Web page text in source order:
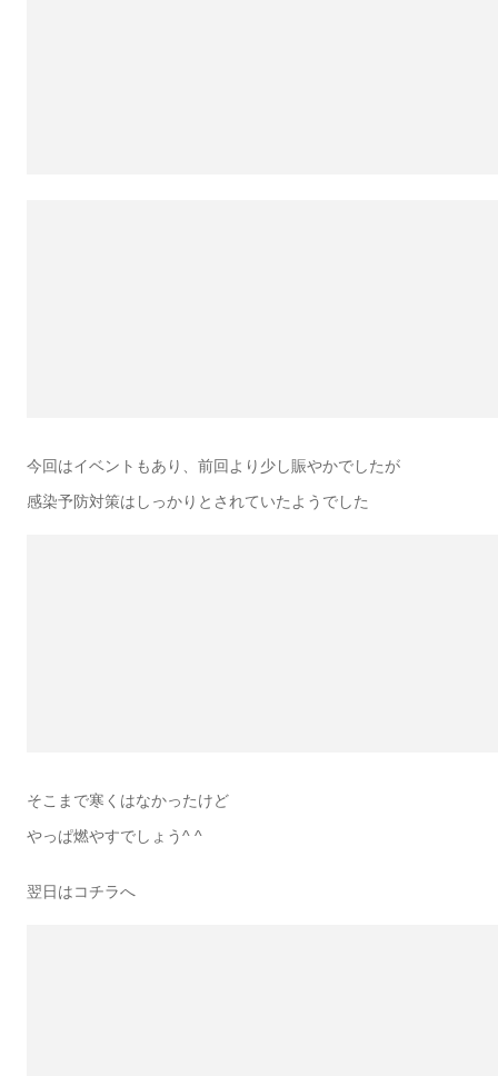
今回はイベントもあり、前回より少し賑やかでしたが
感染予防対策はしっかりとされていたようでした
そこまで寒くはなかったけど
やっぱ燃やすでしょう^ ^
翌日はコチラへ